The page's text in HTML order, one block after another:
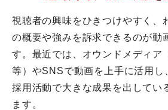
視聴者の興味をひきつけやすく、
の概要や強みを訴求できるのが動
す。最近では、オウンドメディア
等）やSNSで動画を上手に活用し
採用活動で大きな成果を出してい
ます。